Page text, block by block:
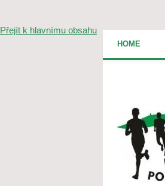
Přejít k hlavnímu obsahu
HOME